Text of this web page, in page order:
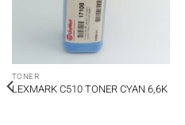
TONER
LEXMARK C510 TONER CYAN 6,6K